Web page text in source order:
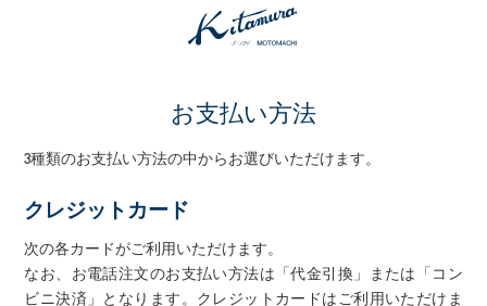
お支払い方法
3種類のお支払い方法の中からお選びいただけます。
クレジットカード
次の各カードがご利用いただけます。
なお、お電話注文のお支払い方法は「代金引換」または「コン
ビニ決済」となります。クレジットカードはご利用いただけま